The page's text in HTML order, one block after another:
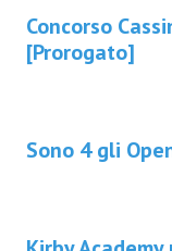
Concorso
[Prorogato]
Sono 4 gli